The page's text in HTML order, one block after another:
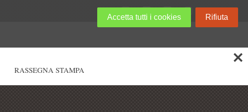
RASSEGNA STAMPA
Accetta tutti i cookies Rifiuta